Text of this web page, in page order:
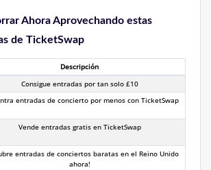
Ahora Aprovechando estas
de TicketSwap
Descripción
Consigue entradas por tan solo £10
entradas de concierto por menos con TicketSwap
Vende entradas gratis en TicketSwap
entradas de conciertos baratas en el Reino Unido
ahora!